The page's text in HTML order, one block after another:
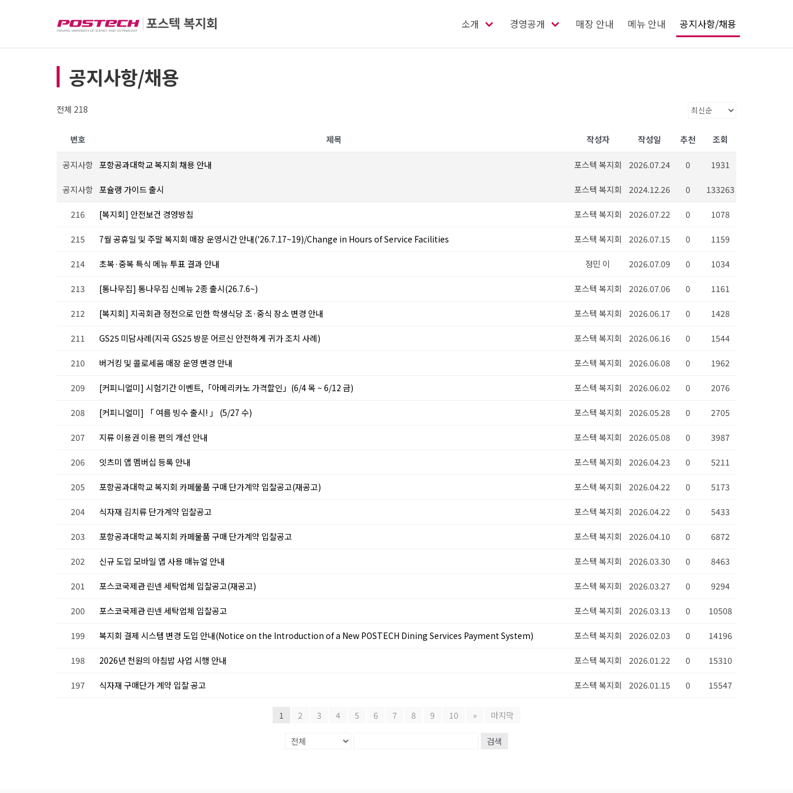
소개 경영공개 매장 안내 메뉴 안내 공지사항/채용
공지사항/채용
전체 218
번호 제목 작성자 작성일 추천 조회
공지사항 포항공과대학교 복지회 채용 안내 포스텍 복지회 2026.07.24 0 1931
공지사항 포슐랭 가이드 출시 포스텍 복지회 2024.12.26 0 133263
216 [복지회] 안전보건 경영방침 포스텍 복지회 2026.07.22 0 1078
215 7월 공휴일 및 주말 복지회 매장 운영시간 안내('26.7.17~19)/Change in Hours of Service Facilities 포스텍 복지회 2026.07.15 0 1159
214 초복·중복 특식 메뉴 투표 결과 안내 정민 이 2026.07.09 0 1034
213 [통나무집] 통나무집 신메뉴 2종 출시(26.7.6~) 포스텍 복지회 2026.07.06 0 1161
212 [복지회] 지곡회관 정전으로 인한 학생식당 조·중식 장소 변경 안내 포스텍 복지회 2026.06.17 0 1428
211 GS25 미담사례(지곡 GS25 방문 어르신 안전하게 귀가 조치 사례) 포스텍 복지회 2026.06.16 0 1544
210 버거킹 및 콜로세움 매장 운영 변경 안내 포스텍 복지회 2026.06.08 0 1962
209 [커피니얼미] 시험기간 이벤트,「아메리카노 가격할인」(6/4 목 ~ 6/12 금) 포스텍 복지회 2026.06.02 0 2076
208 [커피니얼미] 「 여름 빙수 출시! 」 (5/27 수) 포스텍 복지회 2026.05.28 0 2705
207 지류 이용권 이용 편의 개선 안내 포스텍 복지회 2026.05.08 0 3987
206 잇츠미 앱 멤버십 등록 안내 포스텍 복지회 2026.04.23 0 5211
205 포항공과대학교 복지회 카페물품 구매 단가계약 입찰공고(재공고) 포스텍 복지회 2026.04.22 0 5173
204 식자재 김치류 단가계약 입찰공고 포스텍 복지회 2026.04.22 0 5433
203 포항공과대학교 복지회 카페물품 구매 단가계약 입찰공고 포스텍 복지회 2026.04.10 0 6872
202 신규 도입 모바일 앱 사용 매뉴얼 안내 포스텍 복지회 2026.03.30 0 8463
201 포스코국제관 린넨 세탁업체 입찰공고(재공고) 포스텍 복지회 2026.03.27 0 9294
200 포스코국제관 린넨 세탁업체 입찰공고 포스텍 복지회 2026.03.13 0 10508
199 복지회 결제 시스템 변경 도입 안내(Notice on the Introduction of a New POSTECH Dining Services Payment System) 포스텍 복지회 2026.02.03 0 14196
198 2026년 천원의 아침밥 사업 시행 안내 포스텍 복지회 2026.01.22 0 15310
197 식자재 구매단가 계약 입찰 공고 포스텍 복지회 2026.01.15 0 15547
1 2 3 4 5 6 7 8 9 10 » 마지막
검색